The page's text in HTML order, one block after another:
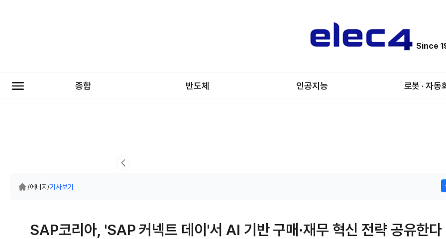
Since
종합 반도체 인공지능 로봇 · 자동
/에너지/기사보기
SAP코리아, 'SAP 커넥트 데이'서 AI 기반 구매·재무 혁신 전략 공유한다